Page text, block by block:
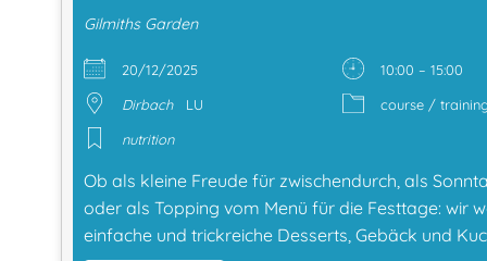
Gilmiths Garden
20/12/2025
10:00 – 15:00
Dirbach
LU
course /
nutrition
Ob als kleine Freude für zwischendurch, als
oder als Topping vom Menü für die Festtage: wir
einfache und trickreiche Desserts, Gebäck und